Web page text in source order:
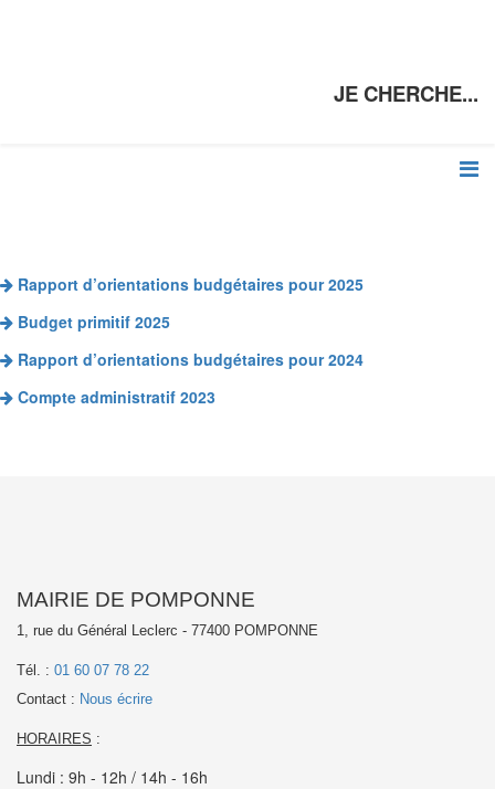
JE CHERCHE...
Rapport d’orientations budgétaires pour 2025
Budget primitif 2025
Rapport d’orientations budgétaires pour 2024
Compte administratif 2023
MAIRIE DE POMPONNE
1, rue du Général Leclerc - 77400 POMPONNE
Tél. : 01 60 07 78 22
Contact : Nous écrire
HORAIRES :
Lundi : 9h - 12h / 14h - 16h